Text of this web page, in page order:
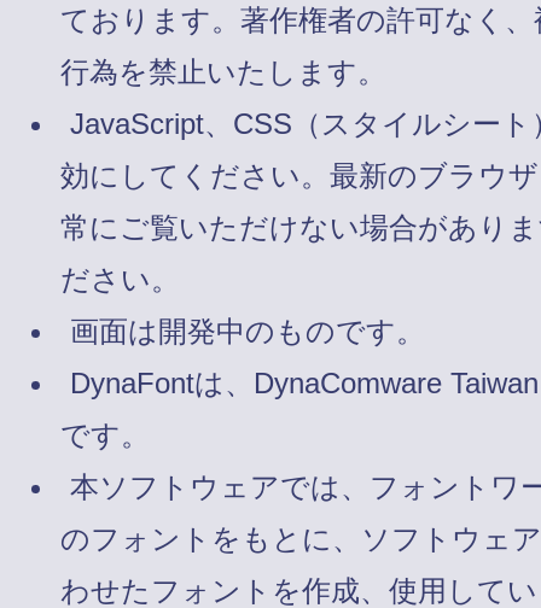
ております。著作権者の許可なく
行為を禁止いたします。
JavaScript、CSS（スタイルシート
効にしてください。最新のブラウ
常にご覧いただけない場合があり
ださい。
画面は開発中のものです。
DynaFontは、DynaComware
です。
本ソフトウェアでは、フォントワ
のフォントをもとに、ソフトウェ
わせたフォントを作成、使用して